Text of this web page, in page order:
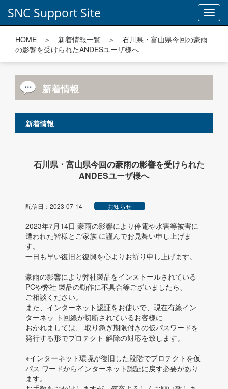
SNC Support Site
HOME ＞ 新着情報一覧 ＞ 石川県・富山県今回の豪雨
の影響を受けられたANDESユーザ様へ
新着情報
新着情報
石川県・富山県今回の豪雨の影響を受けられた
ANDESユーザ様へ
配信日：2023-07-14 お知らせ
2023年7月14日 豪雨の影響により停電や水害等被害に
遭われた皆様とご家族 に謹んでお見舞い申し上げま
す。
一日も早い復旧と復興を心よりお祈り申し上げます。
豪雨の影響により弊社製品をインストールされている
PCや弊社 製品の動作に不具合等ございましたら、
ご相談ください。
また、インターネット認証をお使いで、現在有線イン
ターネッ ト回線が切断されているお客様に
おかれましては、 取り急ぎ期限付きの仮パスワードを
発行する形でプロテクト 解除の対応を致します。
※インターネット環境が復旧した段階でプロテクトを仮
パス ワードからインターネット認証に戻す必要があり
ます。